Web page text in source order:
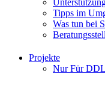
Tipps im
Was tun bei
Projekte
Nur Für